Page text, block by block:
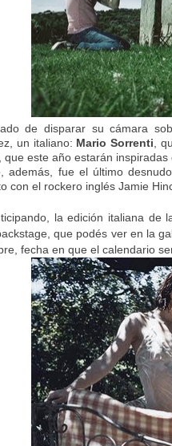
de disparar su cámara
un italiano: Mario Sorrenti ,
que este año estarán inspiradas
además, fue el último
con el rockero inglés Jamie
la edición italiana de
que podés ver en la
fecha en que el calendario